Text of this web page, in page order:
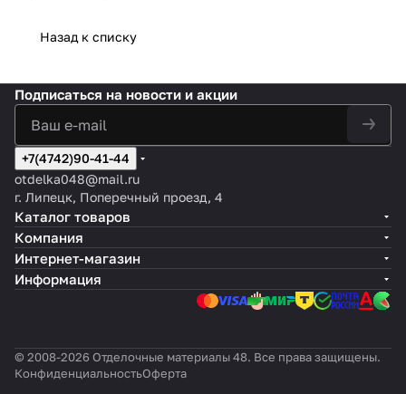
Назад к списку
Подписаться на новости и акции
+7(4742)90-41-44
otdelka048@mail.ru
г. Липецк, Поперечный проезд, 4
Каталог товаров
Компания
Интернет-магазин
Информация
© 2008-2026 Отделочные материалы 48. Все права защищены.
КонфиденциальностьОферта